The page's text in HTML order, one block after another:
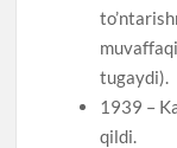
tugaydi).
1939 –
qildi.